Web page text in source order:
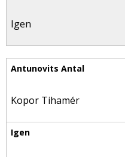
Igen
Kopor Tihamér